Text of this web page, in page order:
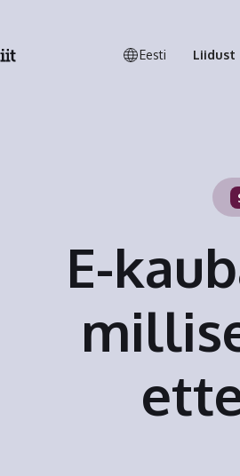
Eesti Liidust
E-